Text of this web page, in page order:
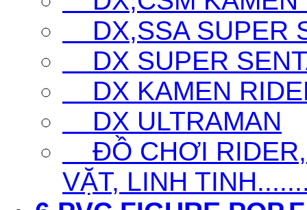
DX,SSA SUPER
DX SUPER
DX KAMEN
DX ULTRAMAN
ĐỒ CHƠI
VẶT, LINH